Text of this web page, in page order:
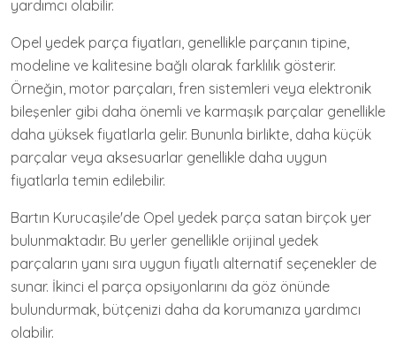
yardımcı olabilir.
Opel yedek parça fiyatları, genellikle parçanın tipine,
modeline ve kalitesine bağlı olarak farklılık gösterir.
Örneğin, motor parçaları, fren sistemleri veya elektronik
bileşenler gibi daha önemli ve karmaşık parçalar genellikle
daha yüksek fiyatlarla gelir. Bununla birlikte, daha küçük
parçalar veya aksesuarlar genellikle daha uygun
fiyatlarla temin edilebilir.
Bartın Kurucaşile'de Opel yedek parça satan birçok yer
bulunmaktadır. Bu yerler genellikle orijinal yedek
parçaların yanı sıra uygun fiyatlı alternatif seçenekler de
sunar. İkinci el parça opsiyonlarını da göz önünde
bulundurmak, bütçenizi daha da korumanıza yardımcı
olabilir.